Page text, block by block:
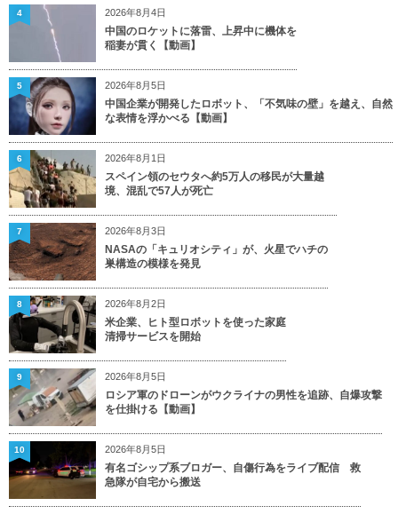
2026年8月4日
中国のロケットに落雷、上昇中に機体を
稲妻が貫く【動画】
4
2026年8月5日
中国企業が開発したロボット、「不気味の壁」を越え、自然
な表情を浮かべる【動画】
5
2026年8月1日
スペイン領のセウタへ約5万人の移民が大量越
境、混乱で57人が死亡
6
2026年8月3日
NASAの「キュリオシティ」が、火星でハチの
巣構造の模様を発見
7
2026年8月2日
米企業、ヒト型ロボットを使った家庭
清掃サービスを開始
8
2026年8月5日
ロシア軍のドローンがウクライナの男性を追跡、自爆攻撃
を仕掛ける【動画】
9
2026年8月5日
有名ゴシップ系ブロガー、自傷行為をライブ配信 救
急隊が自宅から搬送
10